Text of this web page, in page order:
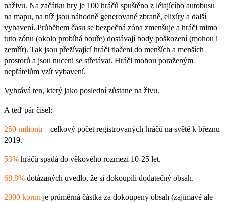
naživu. Na začátku hry je 100 hráčů spuštěno z létajícího autobusu
na mapu, na níž jsou náhodně generované zbraně, elixíry a další
vybavení. Průběhem času se bezpečná zóna zmenšuje a hráči mimo
tuto zónu (okolo probíhá bouře) dostávají body poškození (mohou i
zemřít). Tak jsou přežívající hráči tlačeni do menších a menších
prostorů a jsou nuceni se střetávat. Hráči mohou poraženým
nepřátelům vzít vybavení.
Vyhrává ten, který jako poslední zůstane na živu.
A teď pár čísel:
250 milionů – celkový počet registrovaných hráčů na světě k březnu
2019.
53% hráčů spadá do věkového rozmezí 10-25 let.
68,8% dotázaných uvedlo, že si dokoupili dodatečný obsah.
2000 korun je průměrná částka za dokoupený obsah (zajímavé ale